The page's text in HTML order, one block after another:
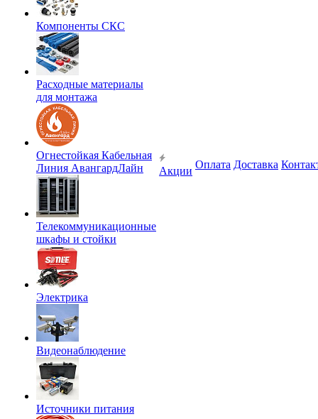
Компоненты СКС
Расходные материалы
для монтажа
Огнестойкая Кабельная
Линия АвангардЛайн
Телекоммуникационные
шкафы и стойки
Электрика
Видеонаблюдение
Источники питания
Акции
Оплата Доставка